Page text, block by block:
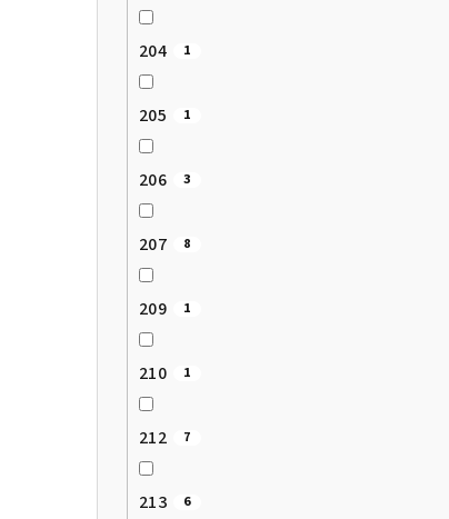
204 1
205 1
206 3
207 8
209 1
210 1
212 7
213 6